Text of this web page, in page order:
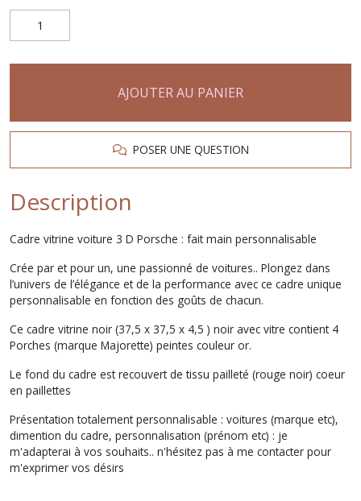
AJOUTER AU PANIER
POSER UNE QUESTION
Description
Cadre vitrine voiture 3 D Porsche : fait main personnalisable
Crée par et pour un, une passionné de voitures.. Plongez dans
l’univers de l’élégance et de la performance avec ce cadre unique
personnalisable en fonction des goûts de chacun.
Ce cadre vitrine noir (37,5 x 37,5 x 4,5 ) noir avec vitre contient 4
Porches (marque Majorette) peintes couleur or.
Le fond du cadre est recouvert de tissu pailleté (rouge noir) coeur
en paillettes
Présentation totalement personnalisable : voitures (marque etc),
dimention du cadre, personnalisation (prénom etc) : je
m'adapterai à vos souhaits.. n'hésitez pas à me contacter pour
m'exprimer vos désirs